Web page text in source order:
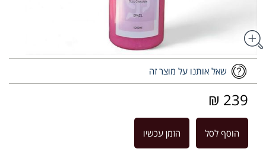
שאל אותנו על מוצר זה
239 ₪
הוסף לסל הזמן עכשיו